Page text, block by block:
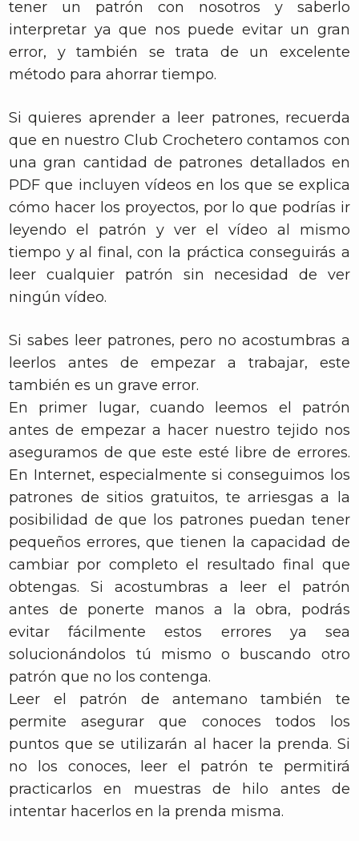
tener un patrón con nosotros y saberlo
interpretar ya que nos puede evitar un gran
error, y también se trata de un excelente
método para ahorrar tiempo.
Si quieres aprender a leer patrones, recuerda
que en nuestro Club Crochetero contamos con
una gran cantidad de patrones detallados en
PDF que incluyen vídeos en los que se explica
cómo hacer los proyectos, por lo que podrías ir
leyendo el patrón y ver el vídeo al mismo
tiempo y al final, con la práctica conseguirás a
leer cualquier patrón sin necesidad de ver
ningún vídeo.
Si sabes leer patrones, pero no acostumbras a
leerlos antes de empezar a trabajar, este
también es un grave error.
En primer lugar, cuando leemos el patrón
antes de empezar a hacer nuestro tejido nos
aseguramos de que este esté libre de errores.
En Internet, especialmente si conseguimos los
patrones de sitios gratuitos, te arriesgas a la
posibilidad de que los patrones puedan tener
pequeños errores, que tienen la capacidad de
cambiar por completo el resultado final que
obtengas. Si acostumbras a leer el patrón
antes de ponerte manos a la obra, podrás
evitar fácilmente estos errores ya sea
solucionándolos tú mismo o buscando otro
patrón que no los contenga.
Leer el patrón de antemano también te
permite asegurar que conoces todos los
puntos que se utilizarán al hacer la prenda. Si
no los conoces, leer el patrón te permitirá
practicarlos en muestras de hilo antes de
intentar hacerlos en la prenda misma.